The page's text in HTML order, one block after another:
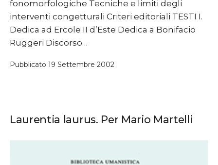
fonomorfologiche Tecniche e limiti degli
interventi congetturali Criteri editoriali TESTI I.
Dedica ad Ercole II d’Este Dedica a Bonifacio
Ruggeri Discorso…
Pubblicato 19 Settembre 2002
Laurentia laurus. Per Mario Martelli